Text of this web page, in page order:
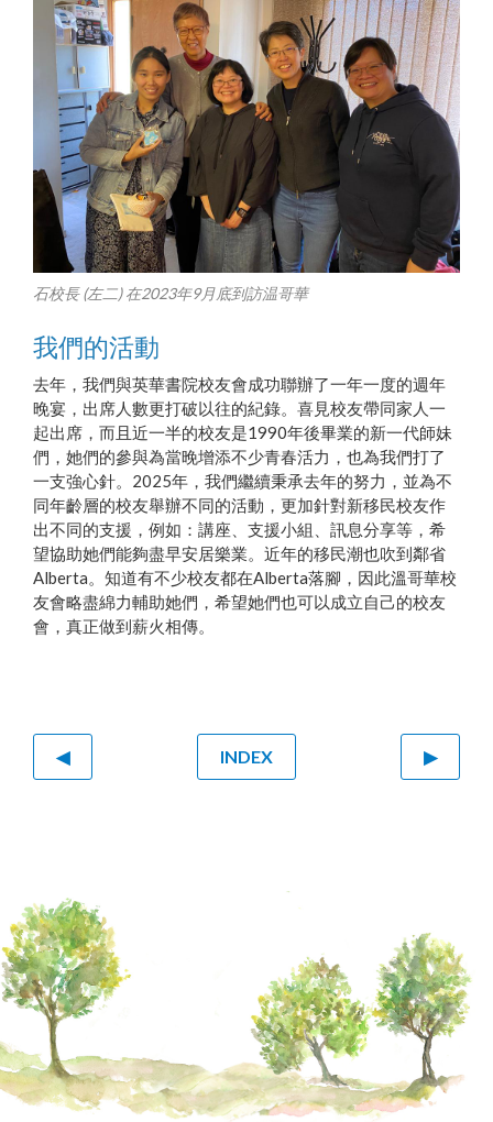
石校長 (左二) 在2023年9月底到訪温哥華
我們的活動
去年，我們與英華書院校友會成功聯辦了一年一度的週年
晚宴，出席人數更打破以往的紀錄。喜見校友帶同家人一
起出席，而且近一半的校友是1990年後畢業的新一代師妹
們，她們的參與為當晚增添不少青春活力，也為我們打了
一支強心針。2025年，我們繼續秉承去年的努力，並為不
同年齡層的校友舉辦不同的活動，更加針對新移民校友作
出不同的支援，例如：講座、支援小組、訊息分享等，希
望協助她們能夠盡早安居樂業。近年的移民潮也吹到鄰省
Alberta。知道有不少校友都在Alberta落腳，因此溫哥華校
友會略盡綿力輔助她們，希望她們也可以成立自己的校友
會，真正做到薪火相傳。
◀ INDEX ▶